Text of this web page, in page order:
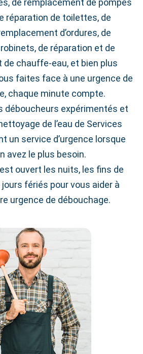
de remplacement de pompes
réparation de toilettes, de
d’ordures, de
de réparation et de
de chauffe-eau, et bien plus
faites face à une urgence de
chaque minute compte.
déboucheurs expérimentés et
de l’eau de Services
un service d’urgence lorsque
avez le plus besoin.
ouvert les nuits, les fins de
fériés pour vous aider à
urgence de débouchage.